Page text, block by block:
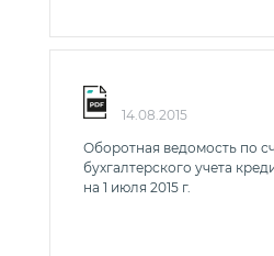
14.08.2015
Оборотная ведомость по
бухгалтерского учета
на 1 июля 2015 г.